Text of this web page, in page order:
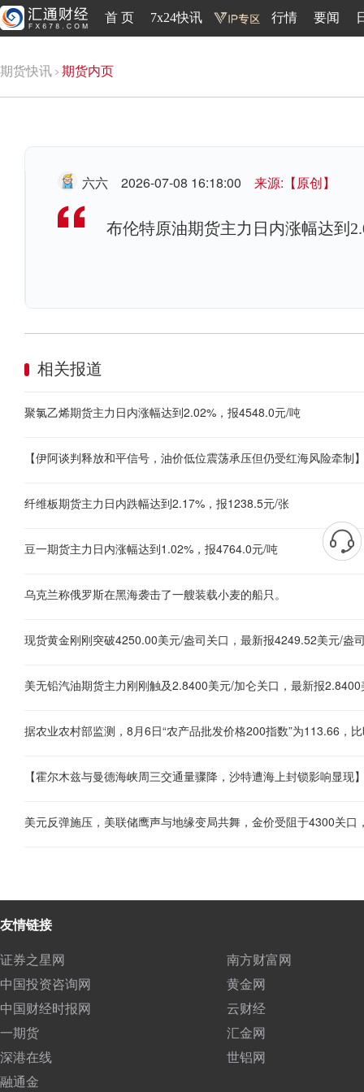
首 页 7x24快讯 行情 要闻
期货快讯 期货内页
六六 2026-07-08 16:18:00 来源:【原创】
布伦特原油期货主力日内涨幅达到
相关报道
聚氯乙烯期货主力日内涨幅达到2.02%，报4548.0元/吨
纤维板期货主力日内跌幅达到2.17%，报1238.5元/张
豆一期货主力日内涨幅达到1.02%，报4764.0元/吨
乌克兰称俄罗斯在黑海袭击了一艘装载小麦的船只。
美无铅汽油期货主力刚刚触及2.8400美元/加仑关口，最新报
美元反弹施压，美联储鹰声与地缘变局共舞，金价受阻于4300关口
友情链接
证券之星网
南方财富网
中国投资咨询网
黄金网
中国财经时报网
云财经
一期货
汇金网
深港在线
世铝网
融通金